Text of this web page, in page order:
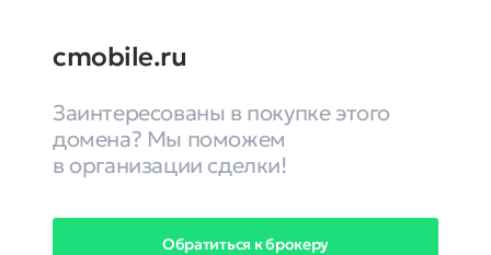
cmobile.ru
Заинтересованы в покупке этого
домена? Мы поможем
в организации сделки!
Обратиться к брокеру